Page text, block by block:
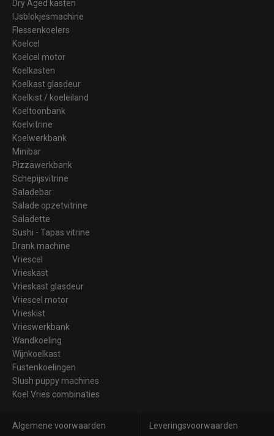
Dry Aged kasten
IJsblokjesmachine
Flessenkoelers
Koelcel
Koelcel motor
Koelkasten
Koelkast glasdeur
Koelkist / koeleiland
Koeltoonbank
Koelvitrine
Koelwerkbank
Minibar
Pizzawerkbank
Schepijsvitrine
Saladebar
Salade opzetvitrine
Saladette
Sushi - Tapas vitrine
Drank machine
Vriescel
Vrieskast
Vrieskast glasdeur
Vriescel motor
Vrieskist
Vrieswerkbank
Wandkoeling
Wijnkoelkast
Fustenkoelingen
Slush puppy machines
Koel Vries combinaties
Algemene voorwaarden Leveringsvoorwaarden